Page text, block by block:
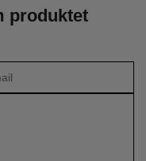
produktet